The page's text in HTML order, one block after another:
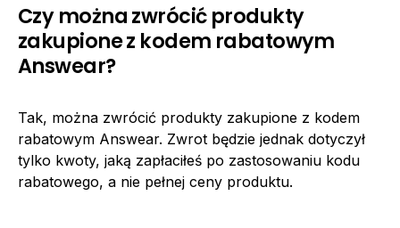
Czy można zwrócić produkty
zakupione z kodem rabatowym
Answear?
Tak, można zwrócić produkty zakupione z kodem
rabatowym Answear. Zwrot będzie jednak dotyczył
tylko kwoty, jaką zapłaciłeś po zastosowaniu kodu
rabatowego, a nie pełnej ceny produktu.